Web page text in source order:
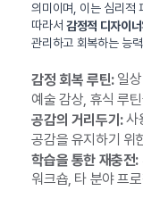
의미이며, 이는 심리적
따라서 감정적 디자이너
관리하고 회복하는 능
감정 회복 루틴:일상
예술 감상, 휴식 루
공감의 거리두기:사
공감을 유지하기 위
학습을 통한 재충전:
워크숍, 타 분야 프